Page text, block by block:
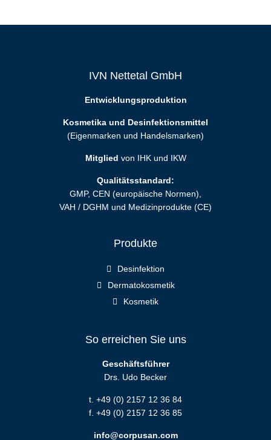
IVN Nettetal GmbH
Entwicklungsproduktion
Kosmetika und Desinfektionsmittel
(Eigenmarken und Handelsmarken)
Mitglied von IHK und IKW
Qualitätsstandard:
GMP, CEN (europäische Normen),
VAH / DGHM und Medizinprodukte (CE)
Produkte
Desinfektion
Dermatokosmetik
Kosmetik
So erreichen Sie uns
Geschäftsführer
Drs. Udo Becker
t. +49 (0) 2157 12 36 84
f. +49 (0) 2157 12 36 85
info@corpusan.com